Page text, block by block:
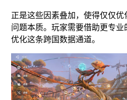
正是这些因素叠加，使得仅仅
问题本质。玩家需要借助更专
优化这条跨国数据通道。